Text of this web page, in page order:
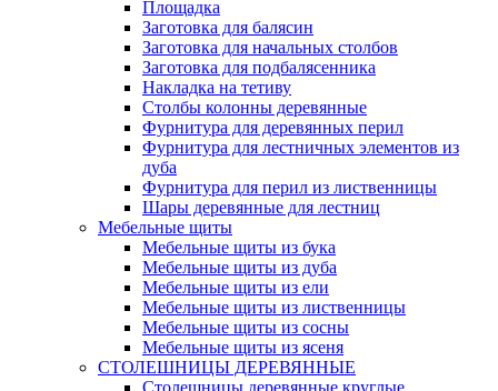
Площадка
Заготовка для балясин
Заготовка для начальных столбов
Заготовка для подбалясенника
Накладка на тетиву
Столбы колонны деревянные
Фурнитура для деревянных перил
Фурнитура для лестничных элементов из
дуба
Фурнитура для перил из лиственницы
Шары деревянные для лестниц
Мебельные щиты
Мебельные щиты из бука
Мебельные щиты из дуба
Мебельные щиты из ели
Мебельные щиты из лиственницы
Мебельные щиты из сосны
Мебельные щиты из ясеня
СТОЛЕШНИЦЫ ДЕРЕВЯННЫЕ
Столешницы деревянные круглые